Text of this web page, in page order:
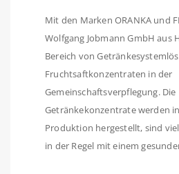
Mit den Marken ORANKA und
Wolfgang Jobmann GmbH aus
Bereich von
Fruchtsaftkonzentraten in der
Gemeinschaftsverpflegung. Die
Getränkekonzentrate werden
Produktion hergestellt, sind
in der Regel mit einem